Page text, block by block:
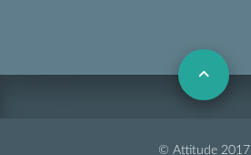
© Attitude 2017